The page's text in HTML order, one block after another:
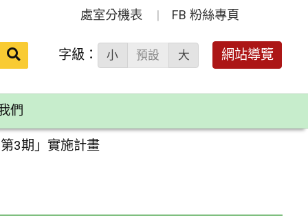
處室分機表 FB 粉絲專頁
送出 字級： 小 預設 大 網站導覽
們
3期」實施計畫